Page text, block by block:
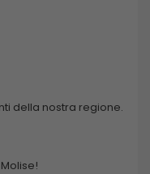
della nostra regione.